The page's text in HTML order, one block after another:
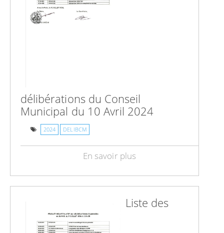
délibérations du Conseil
Municipal du 10 Avril 2024
2024 DELIBCM
En savoir plus
Liste des